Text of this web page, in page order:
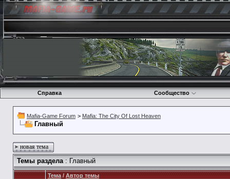
Справка Сообщество
Mafia-Game Forum > Mafia: The City Of Lost Heaven
Главный
новая тема
Темы раздела: Главный
Тема/Автор темы